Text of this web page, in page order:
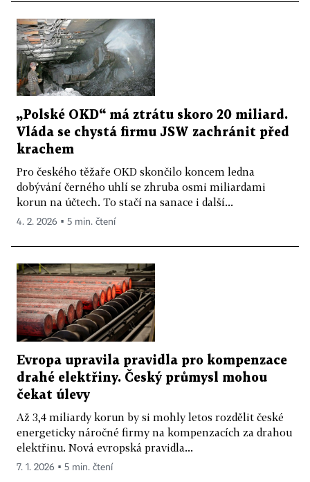
„Polské OKD“ má ztrátu skoro 20 miliard.
Vláda se chystá firmu JSW zachránit před
krachem
Pro českého těžaře OKD skončilo koncem ledna
dobývání černého uhlí se zhruba osmi miliardami
korun na účtech. To stačí na sanace i další...
4. 2. 2026 ▪ 5 min. čtení
Evropa upravila pravidla pro kompenzace
drahé elektřiny. Český průmysl mohou
čekat úlevy
Až 3,4 miliardy korun by si mohly letos rozdělit české
energeticky náročné firmy na kompenzacích za drahou
elektřinu. Nová evropská pravidla...
7. 1. 2026 ▪ 5 min. čtení